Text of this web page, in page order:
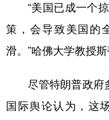
“美国已成一个掠
策，会导致美国的
滑。”哈佛大学教授斯
尽管特朗普政府多
国际舆论认为，这